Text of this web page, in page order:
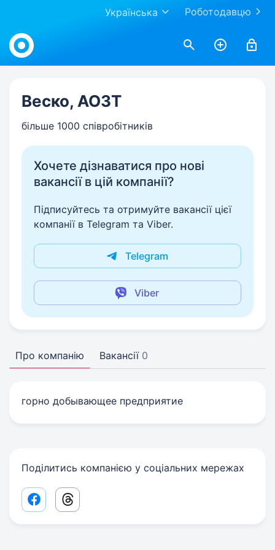
Роботодавцю
Українська
Work.ua
Веско, АОЗТ
більше 1000 співробітників
Хочете дізнаватися про нові
вакансії в цій компанії?
Підписуйтесь та отримуйте вакансії цієї
компанії в Telegram та Viber.
Telegram
Viber
Про компанію Вакансії 0
горно добывающее предприятие
Поділитись компанією у соціальних мережах
Facebook share link
Threads share link